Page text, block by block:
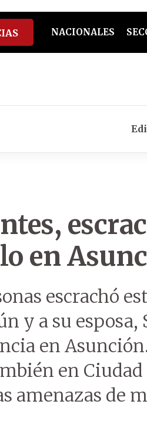
NACIONALES
en
escrachó
y a su esposa,
en
en Ciudad
amenazas de